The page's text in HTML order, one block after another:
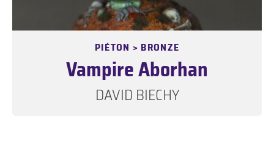
PIÉTON > BRONZE
Vampire Aborhan
DAVID BIECHY